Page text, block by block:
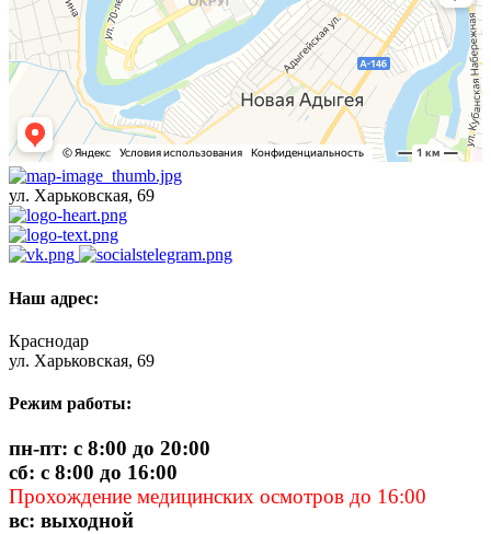
ул. Харьковская, 69
Наш адрес:
Краснодар
ул. Харьковская, 69
Режим работы:
пн-пт: с 8:00 до 20:00
сб: с 8:00 до 16:00
Прохождение медицинских осмотров до 16:00
вс: выходной